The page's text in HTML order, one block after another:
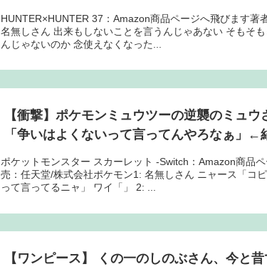
HUNTER×HUNTER 37：Amazon商品ページへ飛びます著
名無しさん 出来もしないことを言うんじゃあない そもそ
んじゃないのか 念使えなくなった...
【衝撃】ポケモンミュウツーの逆襲のミュ
「争いはよくないって言ってんやろなぁ」←
ポケットモンスター スカーレット -Switch：Amazon商品
売：任天堂/株式会社ポケモン1: 名無しさん ニャース「コ
って言ってるニャ」 ワイ「」 2: ...
【ワンピース】 くの一のしのぶさん、今と